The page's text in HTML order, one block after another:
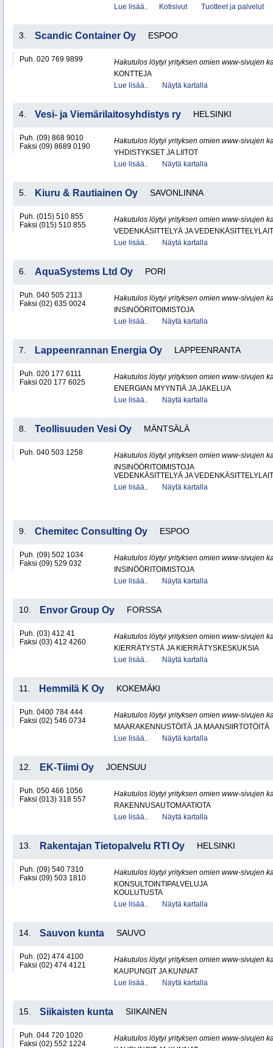
Lue lisää..
Kotisivut Tuotteet ja palvelut
3. Scandic Container Oy ESPOO
Puh. 020 769 9899
Hakutulos löytyi yrityksen omien www-sivujen
KONTTEJA
Lue lisää..
Näytä kartalla
4. Vesi- ja Viemärilaitosyhdistys ry HELSINKI
Puh. (09) 868 9010
Faksi (09) 8689 0190
Hakutulos löytyi yrityksen omien www-sivujen
YHDISTYKSET JA LIITOT
Lue lisää..
Näytä kartalla
5. Kiuru & Rautiainen Oy SAVONLINNA
Puh. (015) 510 855
Faksi (015) 510 855
Hakutulos löytyi yrityksen omien www-sivujen
VEDENKÄSITTELYÄ JA
Lue lisää..
Näytä kartalla
6. AquaSystems Ltd Oy PORI
Puh. 040 505 2113
Faksi (02) 635 0024
Hakutulos löytyi yrityksen omien www-sivujen
INSINÖÖRITOIMISTOJA
Lue lisää..
Näytä kartalla
7. Lappeenrannan Energia Oy LAPPEENRANTA
Puh. 020 177 6111
Faksi 020 177 6025
Hakutulos löytyi yrityksen omien www-sivujen
ENERGIAN MYYNTIÄ JA JAKELUA
Lue lisää..
Näytä kartalla
8. Teollisuuden Vesi Oy MÄNTSÄLÄ
Puh. 040 503 1258
Hakutulos löytyi yrityksen omien www-sivujen
INSINÖÖRITOIMISTOJA
VEDENKÄSITTELYÄ JA
Lue lisää..
Näytä kartalla
9. Chemitec Consulting Oy ESPOO
Puh. (09) 502 1034
Faksi (09) 529 032
Hakutulos löytyi yrityksen omien www-sivujen
INSINÖÖRITOIMISTOJA
Lue lisää..
Näytä kartalla
10. Envor Group Oy FORSSA
Puh. (03) 412 41
Faksi (03) 412 4260
Hakutulos löytyi yrityksen omien www-sivujen
KIERRÄTYSTÄ JA KIERRÄTYSKESKUKSIA
Lue lisää..
Näytä kartalla
11. Hemmilä K Oy KOKEMÄKI
Puh. 0400 784 444
Faksi (02) 546 0734
Hakutulos löytyi yrityksen omien www-sivujen
MAARAKENNUSTÖITÄ JA MAANSIIRTOTÖITÄ
Lue lisää..
Näytä kartalla
12. EK-Tiimi Oy JOENSUU
Puh. 050 466 1056
Faksi (013) 318 557
Hakutulos löytyi yrityksen omien www-sivujen
RAKENNUSAUTOMAATIOTA
Lue lisää..
Näytä kartalla
13. Rakentajan Tietopalvelu RTI Oy HELSINKI
Puh. (09) 540 7310
Faksi (09) 503 1810
Hakutulos löytyi yrityksen omien www-sivujen
KONSULTOINTIPALVELUJA
KOULUTUSTA
Lue lisää..
Näytä kartalla
14. Sauvon kunta SAUVO
Puh. (02) 474 4100
Faksi (02) 474 4121
Hakutulos löytyi yrityksen omien www-sivujen
KAUPUNGIT JA KUNNAT
Lue lisää..
Näytä kartalla
15. Siikaisten kunta SIIKAINEN
Puh. 044 720 1020
Faksi (02) 552 1224
Hakutulos löytyi yrityksen omien www-sivujen